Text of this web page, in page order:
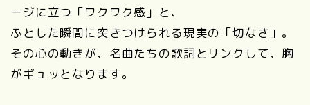
ージに立つ「ワクワク感」と、
ふとした瞬間に突きつけられる現実の「切なさ」。
その心の動きが、名曲たちの歌詞とリンクして、胸
がギュッとなります。